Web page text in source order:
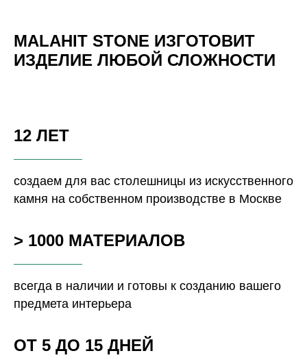
MALAHIT STONE ИЗГОТОВИТ
ИЗДЕЛИЕ ЛЮБОЙ СЛОЖНОСТИ
12 ЛЕТ
создаем для вас столешницы из искусственного
камня на собственном производстве в Москве
> 1000 МАТЕРИАЛОВ
всегда в наличии и готовы к созданию вашего
предмета интерьера
ОТ 5 ДО 15 ДНЕЙ